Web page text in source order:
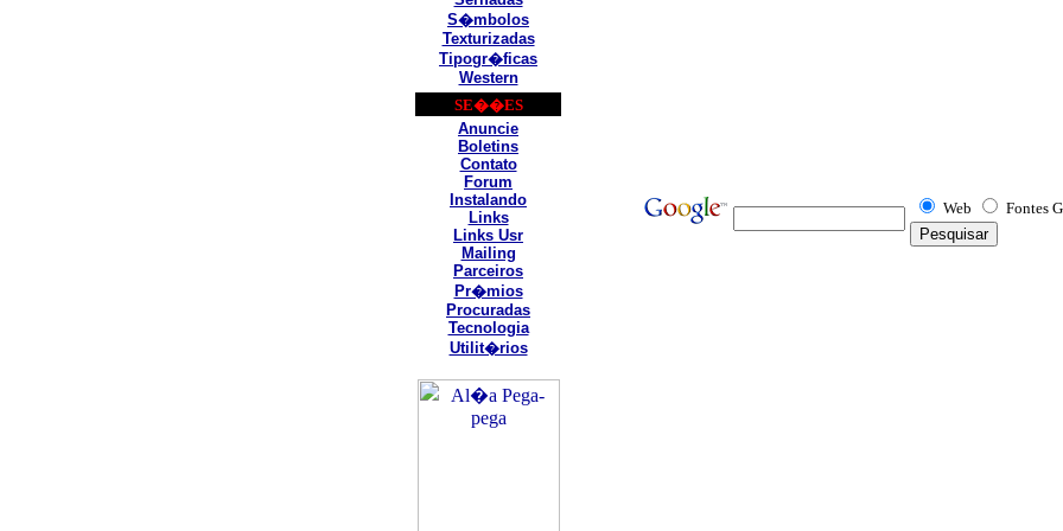
S�mbolos
Texturizadas
Tipogr�ficas
Western
SE��ES
Anuncie
Boletins
Contato
Forum
Instalando
Links
Links Usr
Mailing
Parceiros
Pr�mios
Procuradas
Tecnologia
Utilit�rios
Web Fontes